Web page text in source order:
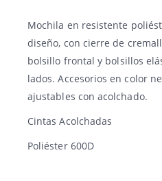
Mochila en resistente
diseño, con cierre de
bolsillo frontal y bolsillos
lados. Accesorios en color
ajustables con acolchado.
Cintas Acolchadas
Poliéster 600D